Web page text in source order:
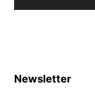
Newsletter